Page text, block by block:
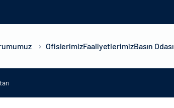
OfislerimizFaaliyetlerimizBasın Odası